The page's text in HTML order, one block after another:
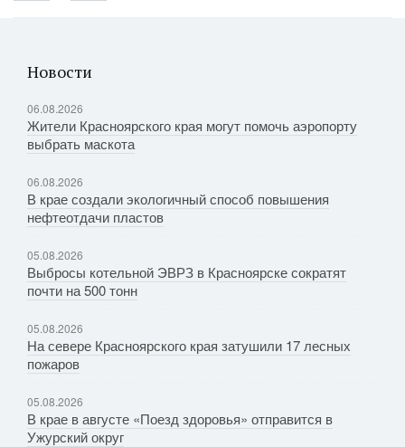
Новости
06.08.2026
Жители Красноярского края могут помочь аэропорту
выбрать маскота
06.08.2026
В крае создали экологичный способ повышения
нефтеотдачи пластов
05.08.2026
Выбросы котельной ЭВРЗ в Красноярске сократят
почти на 500 тонн
05.08.2026
На севере Красноярского края затушили 17 лесных
пожаров
05.08.2026
В крае в августе «Поезд здоровья» отправится в
Ужурский округ